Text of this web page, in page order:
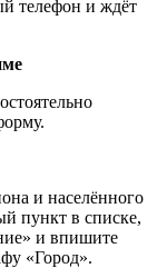
телефон и ждёт
и населённого
пункт в списке,
и впишите
«Город».